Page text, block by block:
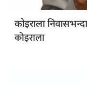
कोइराला
कोइराला